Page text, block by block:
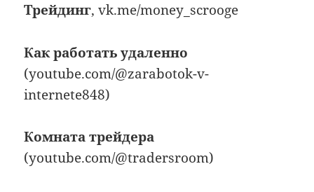
Трейдинг, vk.me/money_scrooge
Как работать удаленно
(youtube.com/@zarabotok-v-
internete848)
Комната трейдера
(youtube.com/@tradersroom)